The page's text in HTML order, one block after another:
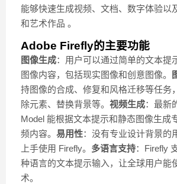
能够快速生成视频、文档、数字体验以
和艺术作品 。
Adobe Firefly的主要功能
图像生成：用户可以通过简单的文本提
图像内容，包括现实图像和创意图像。
持图像的合成、修复和风格迁移等任务
除元素、替换背景等。 视频生成：最新
Model 能根据文本提示和静态图像生成
频内容。 易用性：没有专业设计背景的
上手使用 Firefly。 多语言支持：Firefly
种语言的文本提示输入，让全球用户能
术。